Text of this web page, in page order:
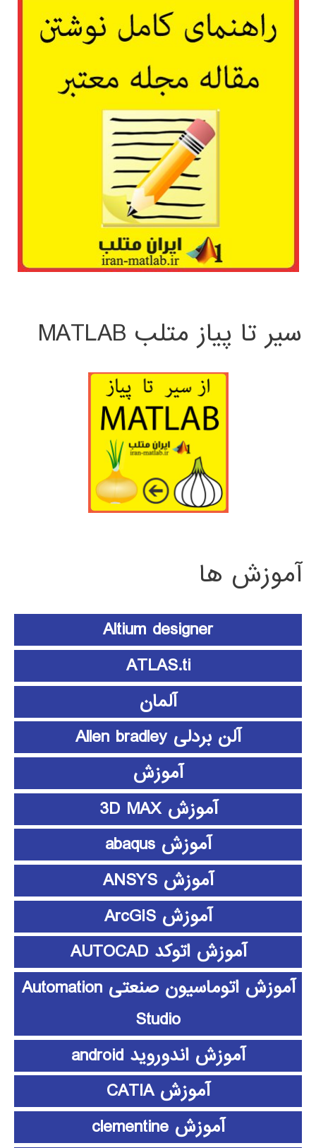
سیر تا پیاز متلب MATLAB
آموزش ها
Altium designer
ATLAS.ti
آلمان
آلن بردلی Allen bradley
آموزش
آموزش 3D MAX
آموزش abaqus
آموزش ANSYS
آموزش ArcGIS
آموزش اتوکد AUTOCAD
آموزش اتوماسیون صنعتی Automation
Studio
آموزش اندوروید android
آموزش CATIA
آموزش clementine